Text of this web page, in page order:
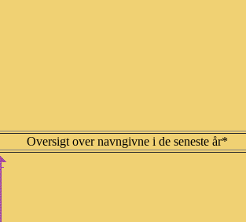
Oversigt over navngivne i de seneste år*